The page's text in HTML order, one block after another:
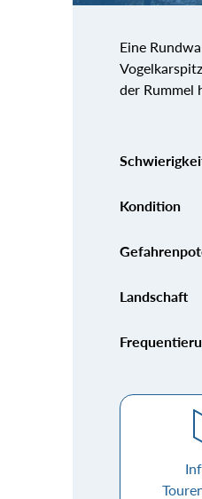
Eine
der Rummel
Kondition
Landschaft